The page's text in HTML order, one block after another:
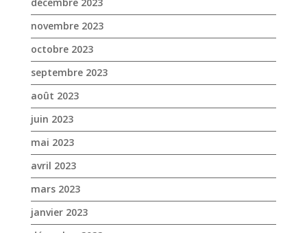
juin 2023
mai 2023
avril 2023
mars 2023
janvier 2023
décembre 2022
novembre 2022
octobre 2022
septembre 2022
août 2022